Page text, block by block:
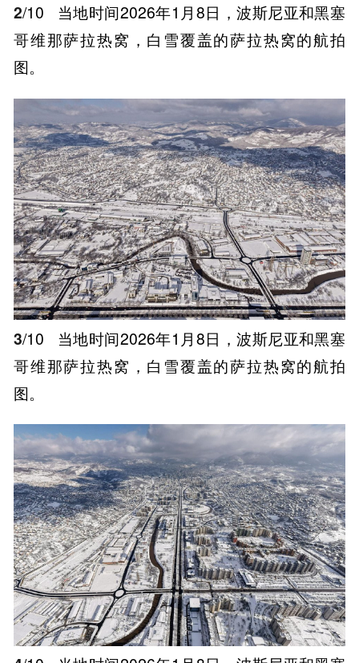
2/10
当地时间2026年1月8日，波斯尼亚和黑塞
哥维那萨拉热窝，白雪覆盖的萨拉热窝的航拍
图。
3/10
当地时间2026年1月8日，波斯尼亚和黑塞
哥维那萨拉热窝，白雪覆盖的萨拉热窝的航拍
图。